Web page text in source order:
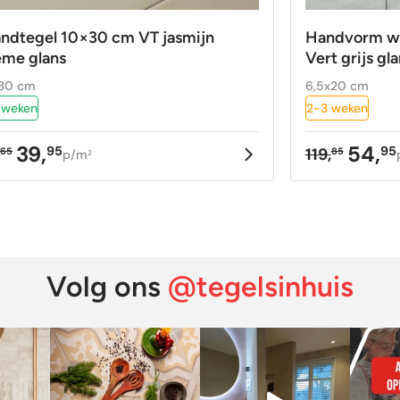
10×30 cm VT jasmijn
glans
cm
65 39,95p/m2
Handvorm
Vert grijs
6,5x20 cm
2-3 weken
119,85
prijs
54,95
Huidige
prijs
Volg ons @tegelsinhuis